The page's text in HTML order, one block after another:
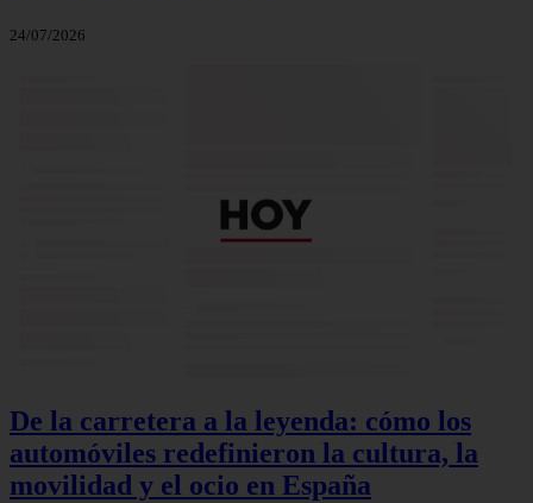
24/07/2026
De la carretera a la leyenda: cómo los
automóviles redefinieron la cultura, la
movilidad y el ocio en España